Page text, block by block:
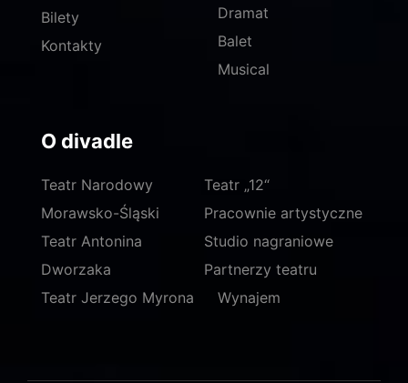
Bilety
Kontakty
Dramat
Balet
Musical
O divadle
Teatr Narodowy
Morawsko-Śląski
Teatr Antonina
Dworzaka
Teatr Jerzego Myrona
Teatr „12“
Pracownie artystyczne
Studio nagraniowe
Partnerzy teatru
Wynajem